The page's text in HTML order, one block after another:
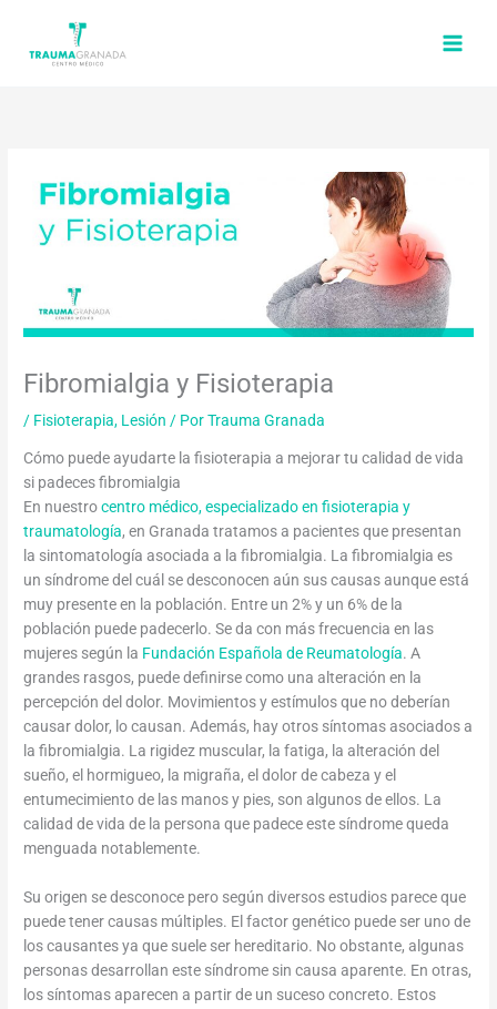
contenido
Fibromialgia y Fisioterapia
/ Fisioterapia, Lesión / PorTrauma Granada
Cómo puede ayudarte la fisioterapia a mejorar tu calidad de vida
si padeces fibromialgia
En nuestrocentro médico, especializado en fisioterapia y
traumatología, en Granada tratamos a pacientes que presentan
la sintomatología asociada a la fibromialgia. La fibromialgia es
un síndrome del cuál se desconocen aún sus causas aunque está
muy presente en la población. Entre un 2% y un 6% de la
población puede padecerlo. Se da con más frecuencia en las
mujeres según la Fundación Española de Reumatología. A
grandes rasgos, puede definirse como una alteración en la
percepción del dolor. Movimientos y estímulos que no deberían
causar dolor, lo causan. Además, hay otros síntomas asociados a
la fibromialgia. La rigidez muscular, la fatiga, la alteración del
sueño, el hormigueo, la migraña, el dolor de cabeza y el
entumecimiento de las manos y pies, son algunos de ellos. La
calidad de vida de la persona que padece este síndrome queda
menguada notablemente.
Su origen se desconoce pero según diversos estudios parece que
puede tener causas múltiples. El factor genético puede ser uno de
los causantes ya que suele ser hereditario. No obstante, algunas
personas desarrollan este síndrome sin causa aparente. En otras,
los síntomas aparecen a partir de un suceso concreto. Estos